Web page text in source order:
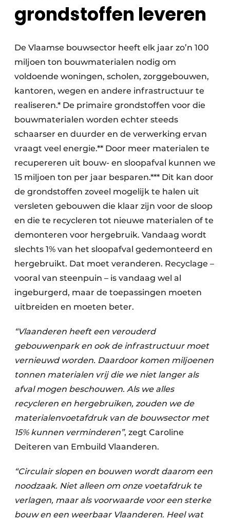
grondstoffen leveren
De Vlaamse bouwsector heeft elk jaar zo’n 100
miljoen ton bouwmaterialen nodig om
voldoende woningen, scholen, zorggebouwen,
kantoren, wegen en andere infrastructuur te
realiseren.* De primaire grondstoffen voor die
bouwmaterialen worden echter steeds
schaarser en duurder en de verwerking ervan
vraagt veel energie.** Door meer materialen te
recupereren uit bouw- en sloopafval kunnen we
15 miljoen ton per jaar besparen.*** Dit kan door
de grondstoffen zoveel mogelijk te halen uit
versleten gebouwen die klaar zijn voor de sloop
en die te recycleren tot nieuwe materialen of te
demonteren voor hergebruik. Vandaag wordt
slechts 1% van het sloopafval gedemonteerd en
hergebruikt. Dat moet veranderen. Recyclage –
vooral van steenpuin – is vandaag wel al
ingeburgerd, maar de toepassingen moeten
uitbreiden en moeten beter.
“Vlaanderen heeft een verouderd
gebouwenpark en ook de infrastructuur moet
vernieuwd worden. Daardoor komen miljoenen
tonnen materialen vrij die we niet langer als
afval mogen beschouwen. Als we alles
recycleren en hergebruiken, zouden we de
materialenvoetafdruk van de bouwsector met
15% kunnen verminderen”, zegt Caroline
Deiteren van Embuild Vlaanderen.
“Circulair slopen en bouwen wordt daarom een
noodzaak. Niet alleen om onze voetafdruk te
verlagen, maar als voorwaarde voor een sterke
bouw en een weerbaar Vlaanderen. Heel wat